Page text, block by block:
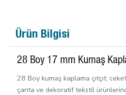
Ürün Bilgisi
28 Boy 17 mm Kumaş
28 Boy kumaş kaplama çıtçıt;
çanta ve dekoratif tekstil